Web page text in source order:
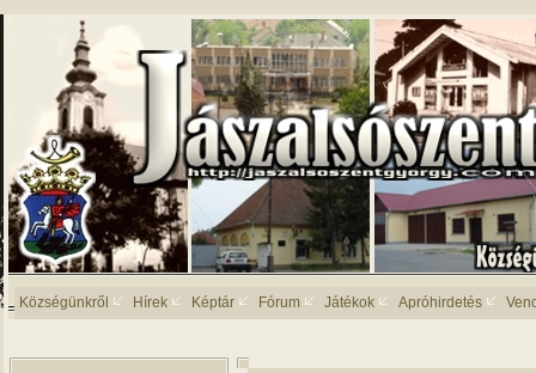
Községünkről Hírek Képtár Fórum Játékok Apróhirdetés